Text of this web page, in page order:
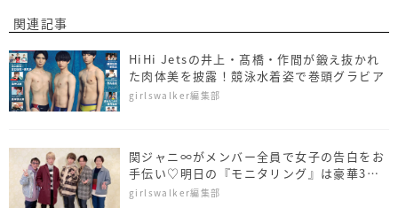
関連記事
HiHi Jetsの井上・髙橋・作間が鍛え抜かれ
た肉体美を披露！競泳水着姿で巻頭グラビア
girlswalker編集部
関ジャニ∞がメンバー全員で女子の告白をお
手伝い♡明日の『モニタリング』は豪華3時
間スペシャル
girlswalker編集部